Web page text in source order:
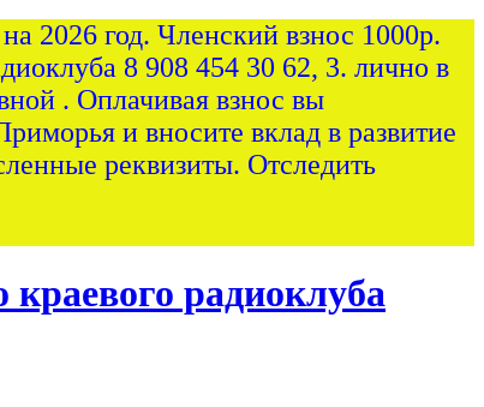
2026 год. Членский взнос 1000р.
8 908 454 30 62, 3. лично в
. Оплачивая взнос вы
и вносите вклад в развитие
реквизиты. Отследить
радиоклуба